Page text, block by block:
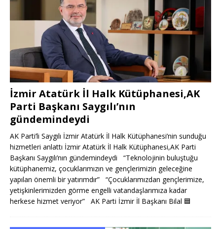
İzmir Atatürk İl Halk Kütüphanesi,AK
Parti Başkanı Saygılı’nın
gündemindeydi
AK Parti’li Saygılı İzmir Atatürk İl Halk Kütüphanesi’nin sunduğu
hizmetleri anlattı İzmir Atatürk İl Halk Kütüphanesi,AK Parti
Başkanı Saygılı’nın gündemindeydi “Teknolojinin buluştuğu
kütüphanemiz, çocuklarımızın ve gençlerimizin geleceğine
yapılan önemli bir yatırımdır” “Çocuklarımızdan gençlerimize,
yetişkinlerimizden görme engelli vatandaşlarımıza kadar
herkese hizmet veriyor” AK Parti İzmir İl Başkanı Bilal 🟦